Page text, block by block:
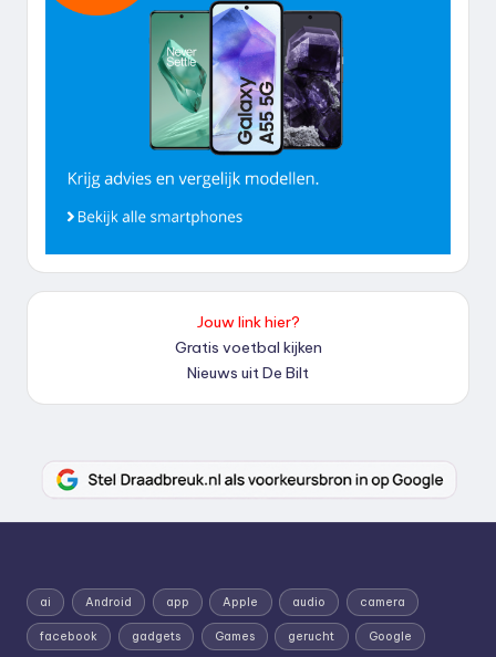
Jouw link hier?
Gratis voetbal kijken
Nieuws uit De Bilt
ai Android app Apple audio camera
facebook gadgets Games gerucht Google